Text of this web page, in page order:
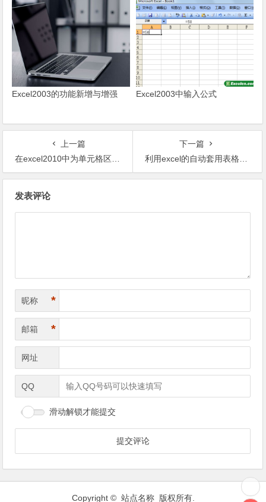
Excel2003的功能新增与增强 Excel2003中输入公式
上一篇
在excel2010中为单元格区域设置名称
下一篇
利用excel的自动套用表格样式
发表评论
昵称 *
邮箱 *
网址
QQ
滑动解锁才能提交
Copyright © 站点名称 版权所有.